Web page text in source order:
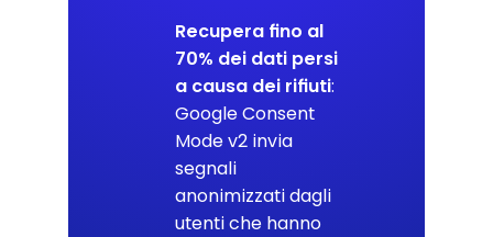
Recupera fino al
70% dei dati persi
a causa dei rifiuti:
Google Consent
Mode v2 invia
segnali
anonimizzati dagli
utenti che hanno